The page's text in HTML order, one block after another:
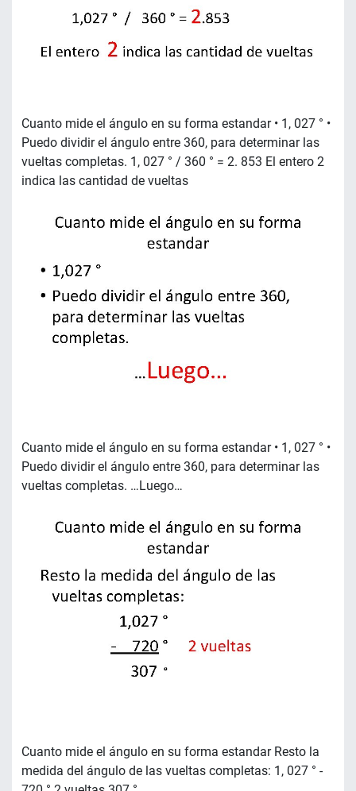
Cuanto mide el ángulo en su forma estandar • 1, 027 ° •
Puedo dividir el ángulo entre 360, para determinar las
vueltas completas. 1, 027 ° / 360 ° = 2. 853 El entero 2
indica las cantidad de vueltas
Cuanto mide el ángulo en su forma estandar • 1, 027 ° •
Puedo dividir el ángulo entre 360, para determinar las
vueltas completas. …Luego…
Cuanto mide el ángulo en su forma estandar Resto la
medida del ángulo de las vueltas completas: 1, 027 ° -